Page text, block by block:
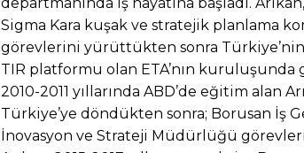
Sigma Kara kuşak ve stratejik planlama
görevlerini yürüttükten sonra
TIR platformu olan ETA’nın kuruluşunda
2010-2011 yıllarında ABD’de eğitim alan
Türkiye’ye döndükten sonra; Borusan İş
İnovasyon ve Strateji Müdürlüğü